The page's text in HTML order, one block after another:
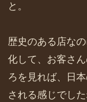
と。
歴史のある店な
化して、お客さ
ろを見れば、日
される感じでした